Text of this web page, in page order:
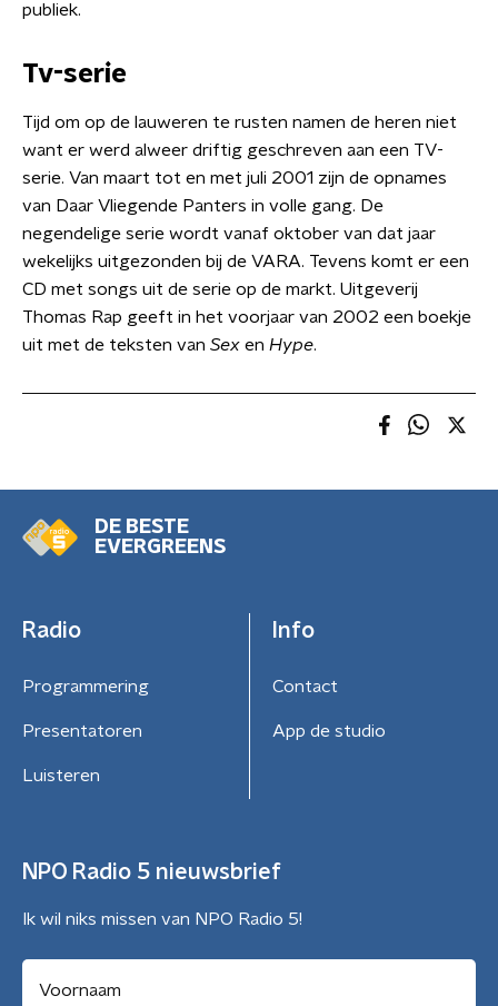
publiek.
Tv-serie
Tijd om op de lauweren te rusten namen de heren niet
want er werd alweer driftig geschreven aan een TV-
serie. Van maart tot en met juli 2001 zijn de opnames
van Daar Vliegende Panters in volle gang. De
negendelige serie wordt vanaf oktober van dat jaar
wekelijks uitgezonden bij de VARA. Tevens komt er een
CD met songs uit de serie op de markt. Uitgeverij
Thomas Rap geeft in het voorjaar van 2002 een boekje
uit met de teksten van Sex en Hype.
DE BESTE
EVERGREENS
Radio
Programmering
Presentatoren
Luisteren
Info
Contact
App de studio
NPO Radio 5 nieuwsbrief
Ik wil niks missen van NPO Radio 5!